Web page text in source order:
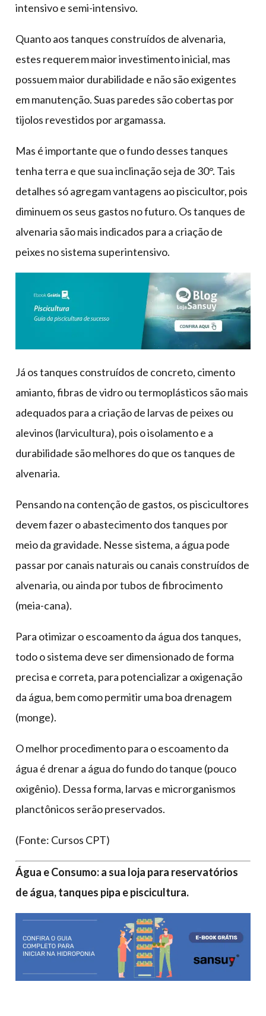
intensivo e semi-intensivo.
Quanto aos tanques construídos de alvenaria,
estes requerem maior investimento inicial, mas
possuem maior durabilidade e não são exigentes
em manutenção. Suas paredes são cobertas por
tijolos revestidos por argamassa.
Mas é importante que o fundo desses tanques
tenha terra e que sua inclinação seja de 30°. Tais
detalhes só agregam vantagens ao piscicultor, pois
diminuem os seus gastos no futuro. Os tanques de
alvenaria são mais indicados para a criação de
peixes no sistema superintensivo.
Já os tanques construídos de concreto, cimento
amianto, fibras de vidro ou termoplásticos são mais
adequados para a criação de larvas de peixes ou
alevinos (larvicultura), pois o isolamento e a
durabilidade são melhores do que os tanques de
alvenaria.
Pensando na contenção de gastos, os piscicultores
devem fazer o abastecimento dos tanques por
meio da gravidade. Nesse sistema, a água pode
passar por canais naturais ou canais construídos de
alvenaria, ou ainda por tubos de fibrocimento
(meia-cana).
Para otimizar o escoamento da água dos tanques,
todo o sistema deve ser dimensionado de forma
precisa e correta, para potencializar a oxigenação
da água, bem como permitir uma boa drenagem
(monge).
O melhor procedimento para o escoamento da
água é drenar a água do fundo do tanque (pouco
oxigênio). Dessa forma, larvas e microrganismos
planctônicos serão preservados.
(Fonte: Cursos CPT)
Água e Consumo: a sua loja para reservatórios
de água, tanques pipa e piscicultura.